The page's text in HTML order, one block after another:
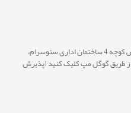
اصفهان - خیابان برازنده نبش کوچه 4 ساختمان اداری سئوسرام،
طریق گوگل مپ کلیک کنید (پذیرش